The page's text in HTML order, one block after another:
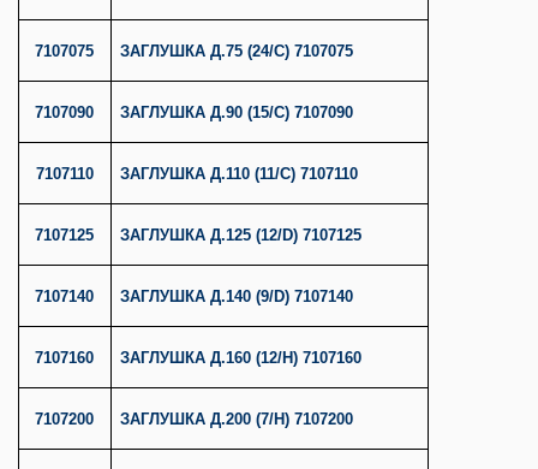
7107075 ЗАГЛУШКА Д.75 (24/С) 7107075
7107090 ЗАГЛУШКА Д.90 (15/С) 7107090
7107110 ЗАГЛУШКА Д.110 (11/С) 7107110
7107125 ЗАГЛУШКА Д.125 (12/D) 7107125
7107140 ЗАГЛУШКА Д.140 (9/D) 7107140
7107160 ЗАГЛУШКА Д.160 (12/H) 7107160
7107200 ЗАГЛУШКА Д.200 (7/H) 7107200